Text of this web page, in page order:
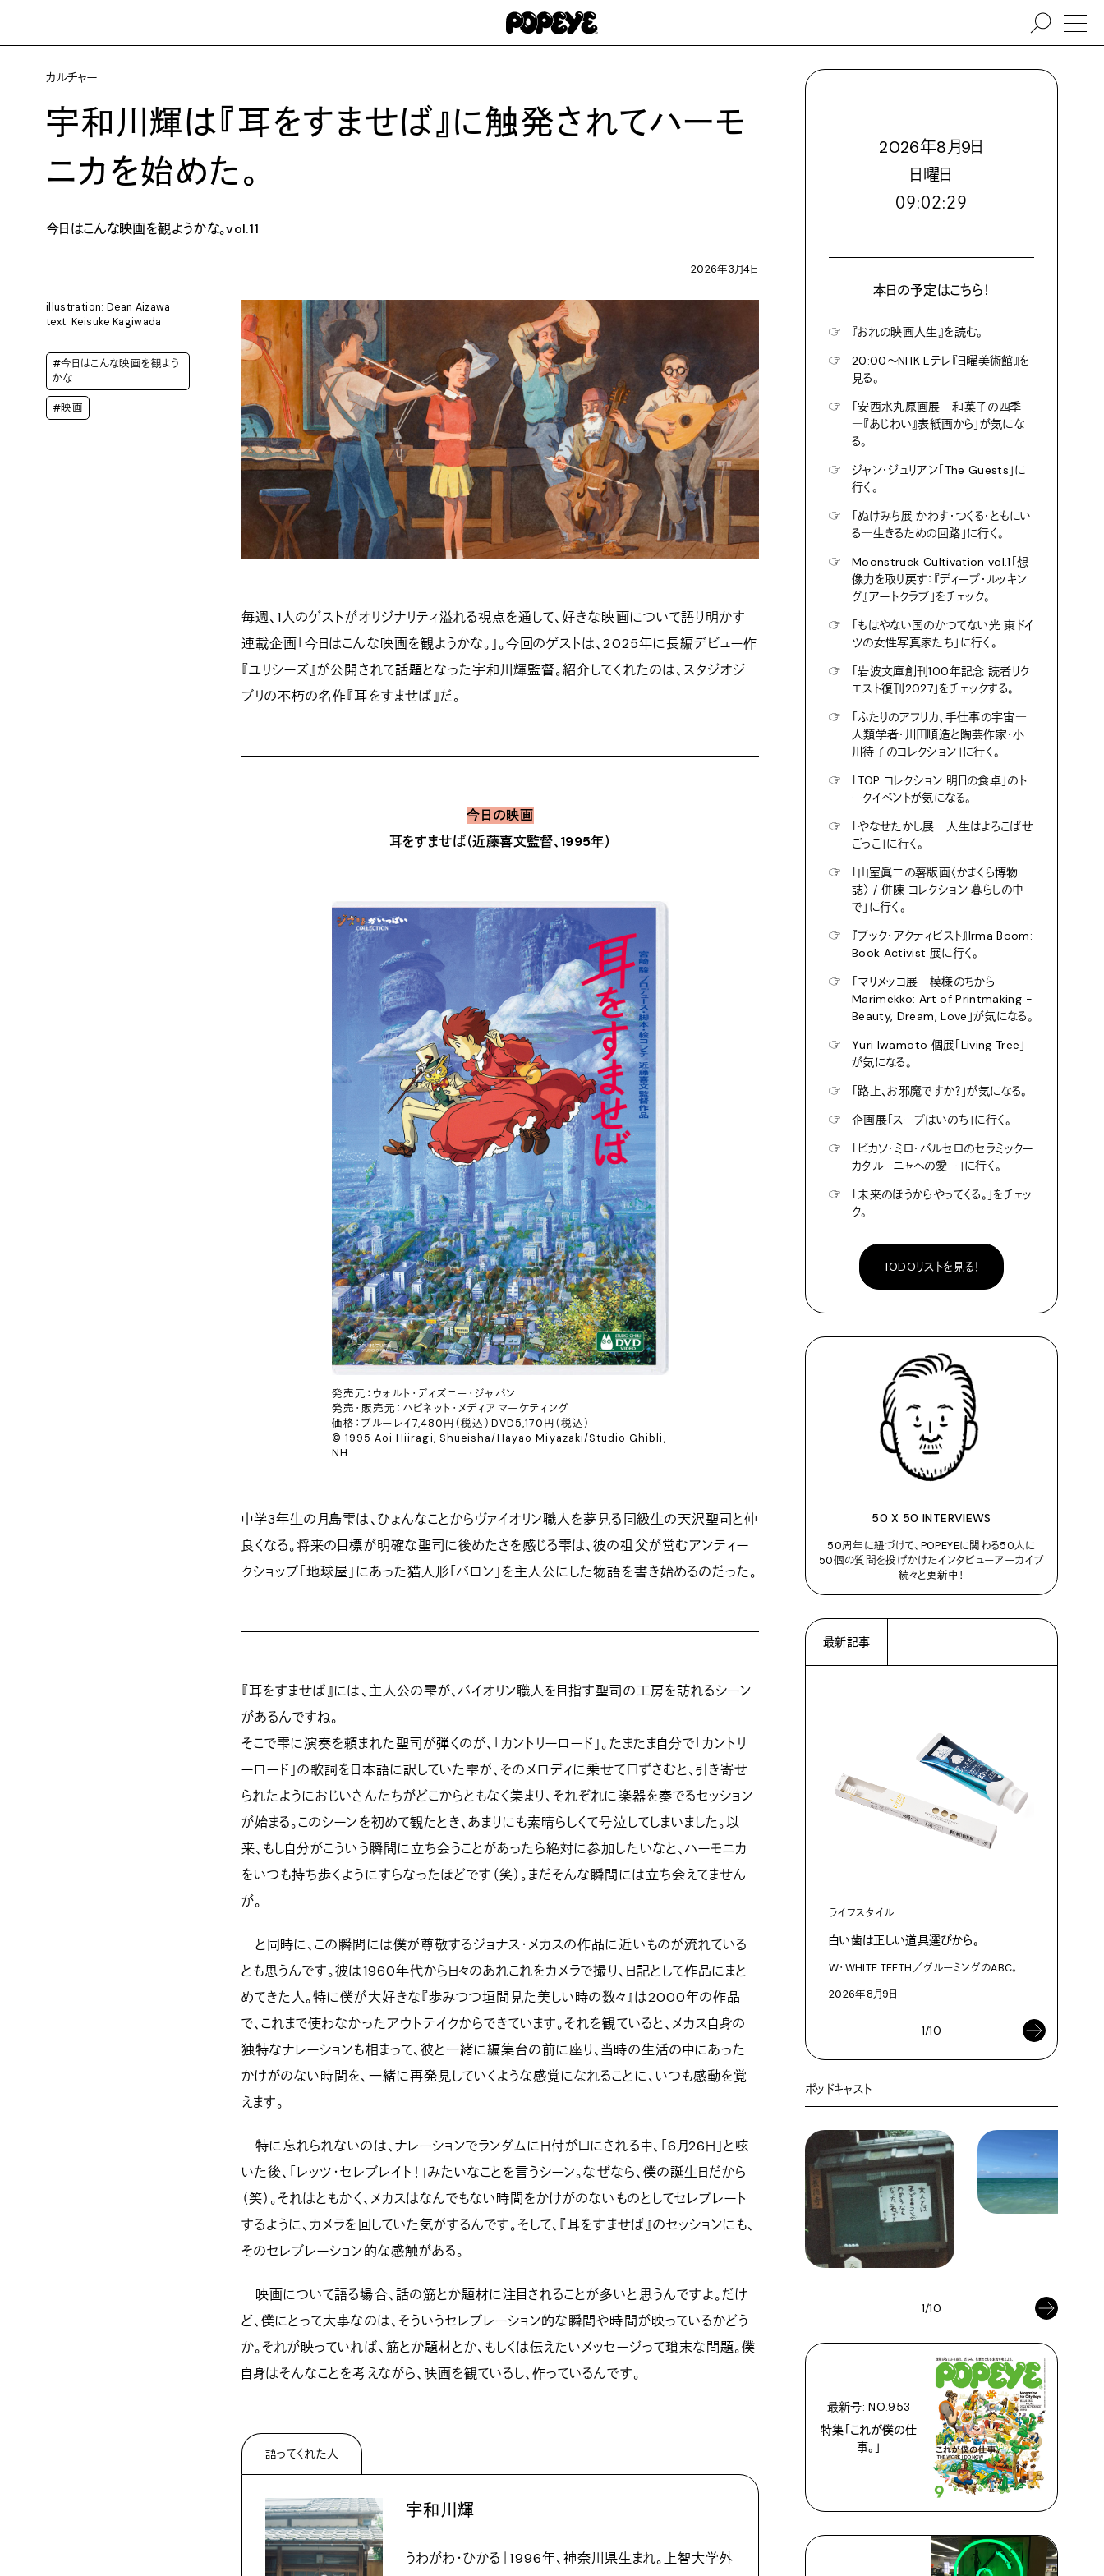
カルチャー
宇和川輝は『耳をすませば』に触発されてハーモ
ニカを始めた。
今日はこんな映画を観ようかな。vol.11
2026年3月4日
illustration: Dean Aizawa
text: Keisuke Kagiwada
#今日はこんな映画を観よう
かな
#映画
毎週、1人のゲストがオリジナリティ溢れる視点を通して、好きな映画について語り明かす
連載企画「今日はこんな映画を観ようかな。」。今回のゲストは、2025年に長編デビュー作
『ユリシーズ』が公開されて話題となった宇和川輝監督。紹介してくれたのは、スタジオジ
ブリの不朽の名作『耳をすませば』だ。
今日の映画
耳をすませば（近藤喜文監督、1995年）
発売元：ウォルト・ディズニー・ジャパン
発売・販売元：ハピネット・メディアマーケティング
価格：ブルーレイ7,480円（税込）DVD5,170円（税込）
© 1995 Aoi Hiiragi, Shueisha/Hayao Miyazaki/Studio Ghibli,
NH
中学3年生の月島雫は、ひょんなことからヴァイオリン職人を夢見る同級生の天沢聖司と仲
良くなる。将来の目標が明確な聖司に後めたさを感じる雫は、彼の祖父が営むアンティー
クショップ「地球屋」にあった猫人形「バロン」を主人公にした物語を書き始めるのだった。
『耳をすませば』には、主人公の雫が、バイオリン職人を目指す聖司の工房を訪れるシーン
があるんですね。
そこで雫に演奏を頼まれた聖司が弾くのが、「カントリーロード」。たまたま自分で「カントリ
ーロード」の歌詞を日本語に訳していた雫が、そのメロディに乗せて口ずさむと、引き寄せ
られたようにおじいさんたちがどこからともなく集まり、それぞれに楽器を奏でるセッション
が始まる。このシーンを初めて観たとき、あまりにも素晴らしくて号泣してしまいました。以
来、もし自分がこういう瞬間に立ち会うことがあったら絶対に参加したいなと、ハーモニカ
をいつも持ち歩くようにすらなったほどです（笑）。まだそんな瞬間には立ち会えてません
が。
と同時に、この瞬間には僕が尊敬するジョナス・メカスの作品に近いものが流れている
とも思うんです。彼は1960年代から日々のあれこれをカメラで撮り、日記として作品にまと
めてきた人。特に僕が大好きな『歩みつつ垣間見た美しい時の数々』は2000年の作品
で、これまで使わなかったアウトテイクからできています。それを観ていると、メカス自身の
独特なナレーションも相まって、彼と一緒に編集台の前に座り、当時の生活の中にあった
かけがのない時間を、一緒に再発見していくような感覚になれることに、いつも感動を覚
えます。
特に忘れられないのは、ナレーションでランダムに日付が口にされる中、「6月26日」と呟
いた後、「レッツ・セレブレイト！」みたいなことを言うシーン。なぜなら、僕の誕生日だから
（笑）。それはともかく、メカスはなんでもない時間をかけがのないものとしてセレブレート
するように、カメラを回していた気がするんです。そして、『耳をすませば』のセッションにも、
そのセレブレーション的な感触がある。
映画について語る場合、話の筋とか題材に注目されることが多いと思うんですよ。だけ
ど、僕にとって大事なのは、そういうセレブレーション的な瞬間や時間が映っているかどう
か。それが映っていれば、筋とか題材とか、もしくは伝えたいメッセージって瑣末な問題。僕
自身はそんなことを考えながら、映画を観ているし、作っているんです。
語ってくれた人
宇和川輝
うわがわ・ひかる｜1996年、神奈川県生まれ。上智大学外
2026年8月9日
日曜日
０９:０２:３０
本日の予定はこちら！
☞
『おれの映画人生』を読む。
☞
20:00〜NHK Eテレ『日曜美術館』を
見る。
☞
「安西水丸原画展 和菓子の四季
―『あじわい』表紙画から」が気にな
る。
☞
ジャン・ジュリアン「The Guests」に
行く。
☞
「ぬけみち展 かわす・つくる・ともにい
る―生きるための回路」に行く。
☞
Moonstruck Cultivation vol.1「想
像力を取り戻す：『ディープ・ルッキン
グ』アートクラブ」をチェック。
☞
「もはやない国のかつてない光 東ドイ
ツの女性写真家たち」に行く。
☞
「岩波文庫創刊100年記念 読者リク
エスト復刊2027」をチェックする。
☞
「ふたりのアフリカ、手仕事の宇宙―
人類学者・川田順造と陶芸作家・小
川待子のコレクション」に行く。
☞
「TOP コレクション 明日の食卓」のト
ークイベントが気になる。
☞
「やなせたかし展 人生はよろこばせ
ごっこ」に行く。
☞
「山室眞二の薯版画〈かまくら博物
誌〉 / 併陳 コレクション 暮らしの中
で」に行く。
☞
『ブック・アクティビスト』Irma Boom:
Book Activist 展に行く。
☞
「マリメッコ展 模様のちから
Marimekko: Art of Printmaking -
Beauty, Dream, Love」が気になる。
☞
Yuri Iwamoto 個展「Living Tree」
が気になる。
☞
「路上、お邪魔ですか？」が気になる。
☞
企画展「スープはいのち」に行く。
☞
「ピカソ・ミロ・バルセロのセラミックー
カタルーニャへの愛ー」に行く。
☞
「未来のほうからやってくる。」をチェッ
ク。
TODOリストを見る！
50 X 50 INTERVIEWS
50周年に紐づけて、POPEYEに関わる50人に
50個の質問を投げかけたインタビューアーカイブ
続々と更新中！
最新記事
ライフスタイル
白い歯は正しい道具選びから。
W・WHITE TEETH／グルーミングのABC。
2026年8月9日
1/10
ポッドキャスト
1/10
最新号: NO.953
特集「これが僕の仕
事。」